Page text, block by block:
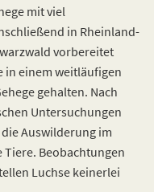
mit viel
in Rheinland-
vorbereitet
in einem weitläufigen
gehalten. Nach
Untersuchungen
Auswilderung im
Tiere. Beobachtungen
Luchse keinerlei